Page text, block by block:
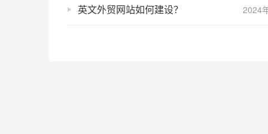
2024
英文外贸网站如何建设？